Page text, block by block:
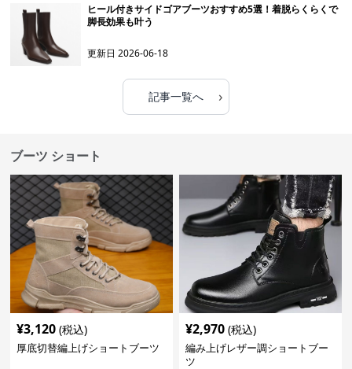
ヒール付きサイドゴアブーツおすすめ5選！着脱らくらくで
脚長効果も叶う
更新日2026-06-18
記事一覧へ ›
ブーツ ショート
¥3,120 (税込)
厚底切替編上げショートブーツ
¥2,970 (税込)
編み上げレザー調ショートブー
ツ